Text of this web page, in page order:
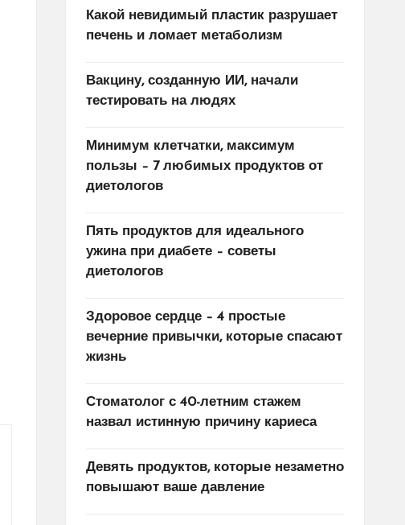
Какой невидимый пластик разрушает
печень и ломает метаболизм
Вакцину, созданную ИИ, начали
тестировать на людях
Минимум клетчатки, максимум
пользы – 7 любимых продуктов от
диетологов
Пять продуктов для идеального
ужина при диабете – советы
диетологов
Здоровое сердце – 4 простые
вечерние привычки, которые спасают
жизнь
Стоматолог с 40-летним стажем
назвал истинную причину кариеса
Девять продуктов, которые незаметно
повышают ваше давление